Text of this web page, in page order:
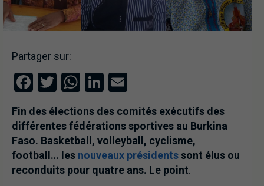
Partager sur:
Facebook
Twitter
WhatsApp
LinkedIn
Fin des élections des comités exécutifs des
différentes fédérations sportives au Burkina
Faso. Basketball, volleyball, cyclisme,
football… les nouveaux présidentssont élus ou
reconduits pour quatre ans. Le point.